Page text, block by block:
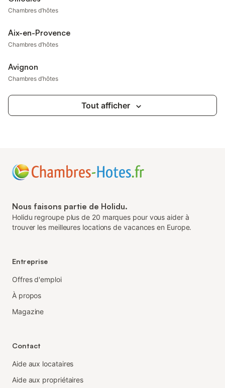
Chambres d’hôtes
Aix-en-Provence
Chambres d’hôtes
Avignon
Chambres d’hôtes
Tout afficher
Nous faisons partie de Holidu.
Holidu regroupe plus de 20 marques pour vous aider à
trouver les meilleures locations de vacances en Europe.
Entreprise
Offres d'emploi
À propos
Magazine
Contact
Aide aux locataires
Aide aux propriétaires